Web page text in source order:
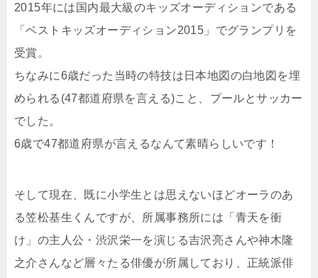
2015年には国内最大級のキッズオーディションである
「ベストキッズオーディション2015」でグランプリを
受賞。
ちなみに6歳だった当時の特技は日本地図の白地図を埋
められる(47都道府県を言える)こと、プールとサッカー
でした。
6歳で47都道府県が言えるなんて素晴らしいです！
そして現在、既に小学生とは思えないほどオーラのあ
る笠松基生くんですが、所属事務所には「青天を衝
け」の主人公・渋沢栄一を演じる吉沢亮さんや神木隆
之介さんなど層々たる俳優が所属しており、正統派俳